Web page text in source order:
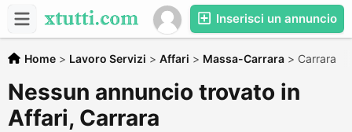
Inserisci un annuncio
Home > Lavoro Servizi > Affari > Massa-Carrara > Carrara
Nessun annuncio trovato in
Affari, Carrara